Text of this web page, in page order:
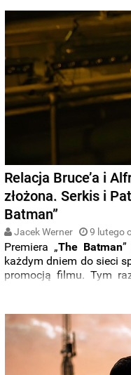
Relacja Bruce’a i
złożona. Serkis i
Batman”
Jacek Werner 9 lutego
Premiera „The Batman
każdym dniem do sieci
promocją filmu. Tym
relację swojego
Robert Pattinson
detektywistycznym.